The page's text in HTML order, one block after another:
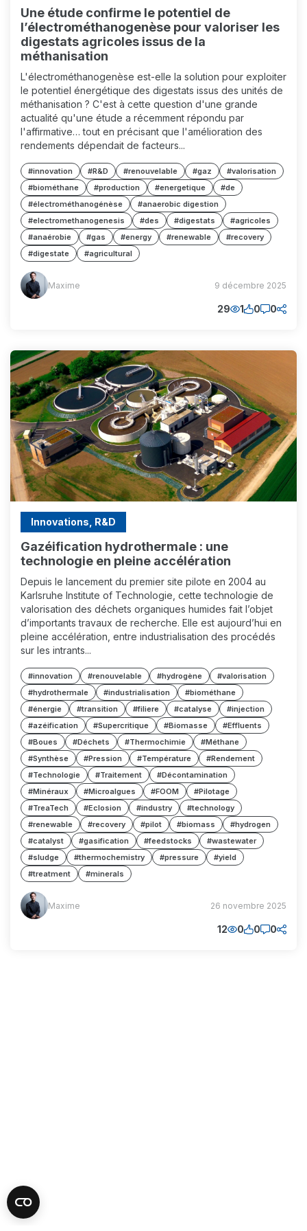
Une étude confirme le potentiel de
l’électrométhanogenèse pour valoriser les
digestats agricoles issus de la
méthanisation
L'électrométhanogenèse est-elle la solution pour exploiter
le potentiel énergétique des digestats issus des unités de
méthanisation ? C'est à cette question d'une grande
actualité qu'une étude a récemment répondu par
l'affirmative… tout en précisant que l'amélioration des
rendements dépendait de facteurs...
#innovation #R&D #renouvelable #gaz
#valorisation
#biométhane
#production #energetique
#de
#électrométhanogénèse
#anaerobic digestion
#electromethanogenesis
#des #digestats
#agricoles
#anaérobie
#gas #energy #renewable
#recovery
#digestate
#agricultural
Maxime
(MM) Maxime 9 décembre 2025
29 1 0 0
Innovations, R&D
Gazéification hydrothermale : une
technologie en pleine accélération
Depuis le lancement du premier site pilote en 2004 au
Karlsruhe Institute of Technologie, cette technologie de
valorisation des déchets organiques humides fait l’objet
d’importants travaux de recherche. Elle est aujourd’hui en
pleine accélération, entre industrialisation des procédés
sur les intrants...
#innovation #renouvelable #hydrogène
#valorisation
#hydrothermale
#industrialisation
#biométhane
#énergie
#transition #filiere #catalyse
#injection
#azéification
#Supercritique #Biomasse
#Effluents
#Boues
#Déchets #Thermochimie
#Méthane
#Synthèse
#Pression #Température
#Rendement
#Technologie
#Traitement
#Décontamination
#Minéraux
#Microalgues #FOOM
#Pilotage
#TreaTech
#Eclosion #industry
#technology
#renewable
#recovery #pilot #biomass
#hydrogen
#catalyst
#gasification #feedstocks
#wastewater
#sludge
#thermochemistry #pressure
#yield
#treatment
#minerals
Maxime
(MM) Maxime 26 novembre 2025
12 0 0 0